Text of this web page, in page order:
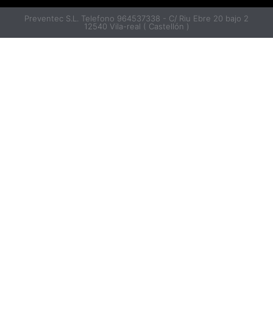
Preventec S.L. Telefono 964537338 - C/ Riu Ebre 20 bajo 2
12540 Vila-real ( Castellón )